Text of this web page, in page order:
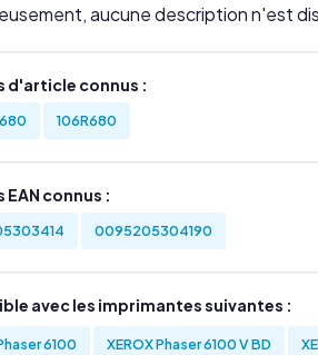
aucune description n'est
d'article connus :
106R680
EAN connus :
0095205304190
avec les imprimantes suivantes :
6100 XEROX Phaser 6100 V BD